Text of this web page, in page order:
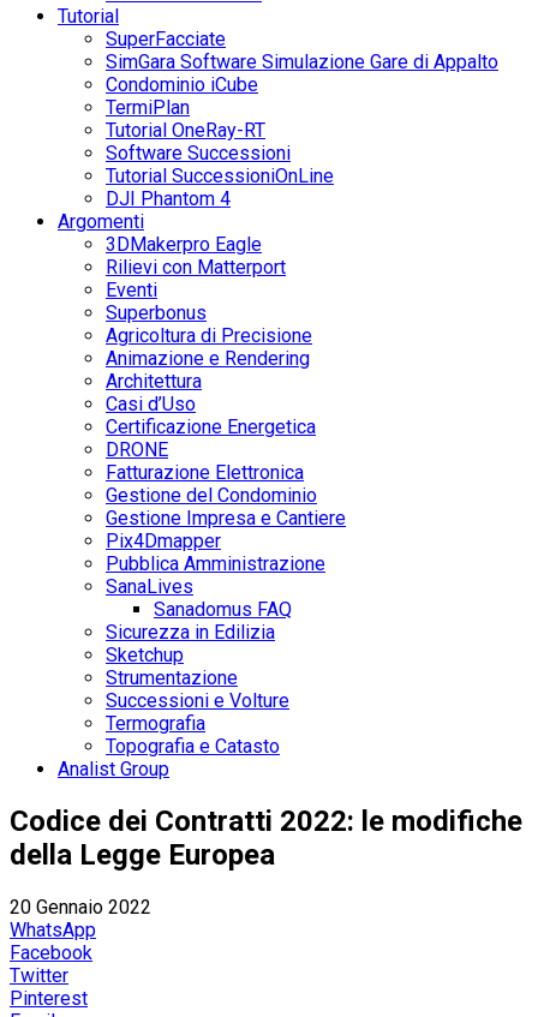
Tutorial
SuperFacciate
SimGara Software Simulazione Gare di Appalto
Condominio iCube
TermiPlan
Tutorial OneRay-RT
Software Successioni
Tutorial SuccessioniOnLine
DJI Phantom 4
Argomenti
3DMakerpro Eagle
Rilievi con Matterport
Eventi
Superbonus
Agricoltura di Precisione
Animazione e Rendering
Architettura
Casi d’Uso
Certificazione Energetica
DRONE
Fatturazione Elettronica
Gestione del Condominio
Gestione Impresa e Cantiere
Pix4Dmapper
Pubblica Amministrazione
SanaLives
Sanadomus FAQ
Sicurezza in Edilizia
Sketchup
Strumentazione
Successioni e Volture
Termografia
Topografia e Catasto
Analist Group
Codice dei Contratti 2022: le modifiche
della Legge Europea
20 Gennaio 2022
WhatsApp
Facebook
Twitter
Pinterest